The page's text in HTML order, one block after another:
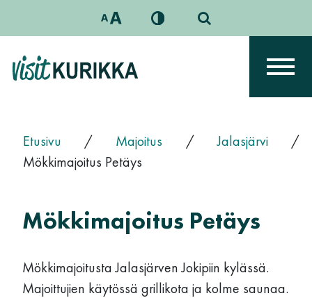
Päävalikko
Etusivu / Majoitus / Jalasjärvi
/
Mökkimajoitus Petäys
Mökkimajoitus Petäys
Mökkimajoitusta Jalasjärven Jokipiin kylässä.
Majoittujien käytössä grillikota ja kolme saunaa.